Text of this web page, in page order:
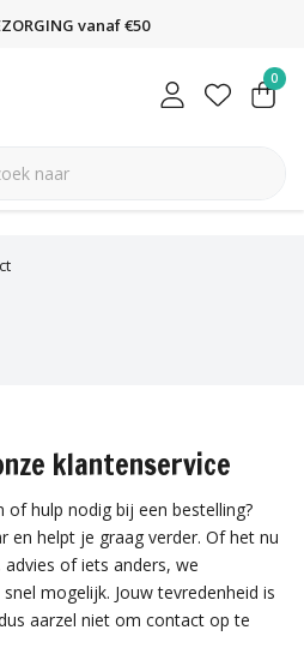
vanaf €50
0
klantenservice
of hulp nodig bij een bestelling?
en helpt je graag verder. Of het nu
of iets anders, we
mogelijk. Jouw tevredenheid is
aarzel niet om contact op te